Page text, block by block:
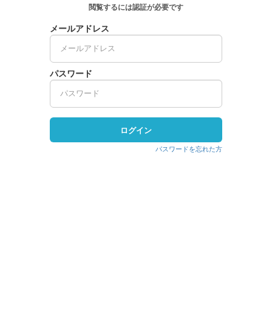
閲覧するには認証が必要です
メールアドレス
パスワード
ログイン
パスワードを忘れた方